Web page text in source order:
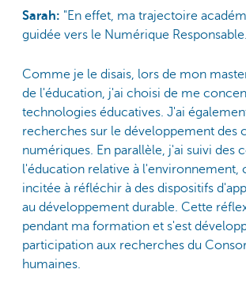
Sarah: "En effet, ma trajectoire
guidée vers le Numérique Responsable.
Comme je le disais, lors de mon
de l'éducation, j'ai choisi de me
technologies éducatives. J'ai
recherches sur le développement des
numériques. En parallèle, j'ai suivi des
l'éducation relative à l'environnement,
incitée à réfléchir à des dispositifs
au développement durable. Cette
pendant ma formation et s'est
participation aux recherches du
humaines.